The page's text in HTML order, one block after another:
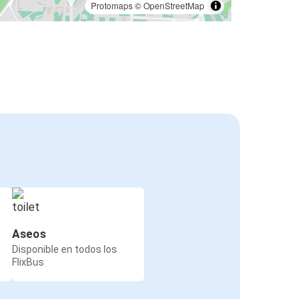
Protomaps©OpenStreetMap
Aseos
Disponible en todos los
FlixBus